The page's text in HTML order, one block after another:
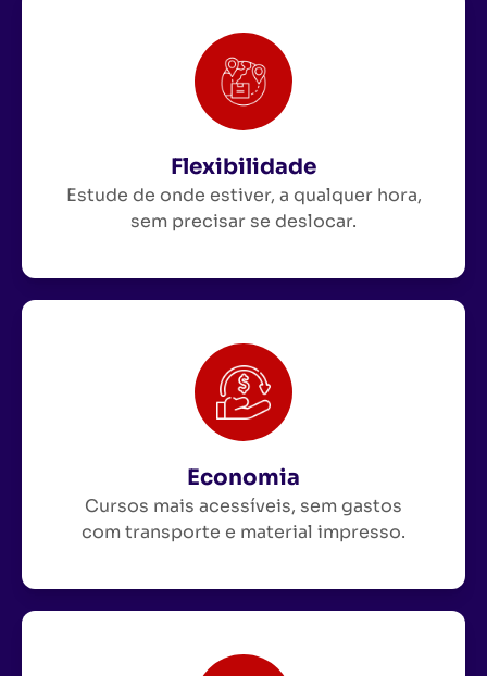
Flexibilidade
Estude de onde estiver, a qualquer hora,
sem precisar se deslocar.
Economia
Cursos mais acessíveis, sem gastos
com transporte e material impresso.